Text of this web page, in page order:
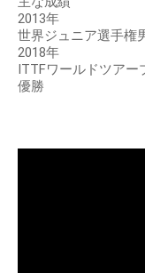
2013年
世界ジュニア選手権
2018年
ITTFワールドツアー
優勝